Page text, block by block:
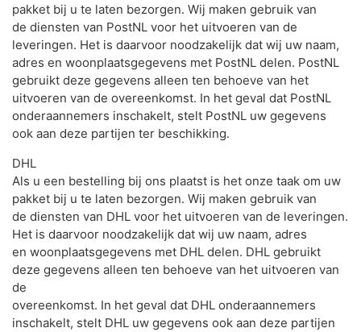
pakket bij u te laten bezorgen. Wij maken gebruik van
de diensten van PostNL voor het uitvoeren van de
leveringen. Het is daarvoor noodzakelijk dat wij uw naam,
adres en woonplaatsgegevens met PostNL delen. PostNL
gebruikt deze gegevens alleen ten behoeve van het
uitvoeren van de overeenkomst. In het geval dat PostNL
onderaannemers inschakelt, stelt PostNL uw gegevens
ook aan deze partijen ter beschikking.
DHL
Als u een bestelling bij ons plaatst is het onze taak om uw
pakket bij u te laten bezorgen. Wij maken gebruik van
de diensten van DHL voor het uitvoeren van de leveringen.
Het is daarvoor noodzakelijk dat wij uw naam, adres
en woonplaatsgegevens met DHL delen. DHL gebruikt
deze gegevens alleen ten behoeve van het uitvoeren van
de
overeenkomst. In het geval dat DHL onderaannemers
inschakelt, stelt DHL uw gegevens ook aan deze partijen